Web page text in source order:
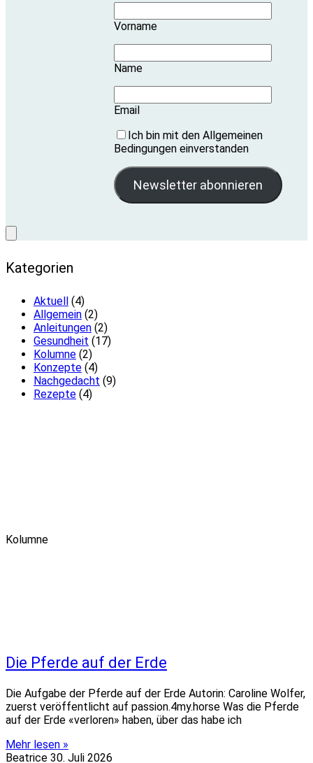
Vorname
Name
Email
Ich bin mit den Allgemeinen
Bedingungen einverstanden
Kategorien
Aktuell
(4)
Allgemein (2)
Anleitungen (2)
Gesundheit (17)
Kolumne (2)
Konzepte (4)
Nachgedacht (9)
Rezepte (4)
Kolumne
Die Pferde auf der Erde
Die Aufgabe der Pferde auf der Erde Autorin: Caroline Wolfer,
zuerst veröffentlicht auf passion.4my.horse Was die Pferde
auf der Erde «verloren» haben, über das habe ich
Mehr lesen »
Beatrice 30. Juli 2026